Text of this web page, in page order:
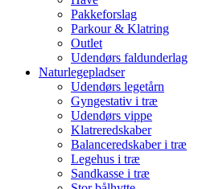
Pakkeforslag
Parkour & Klatring
Outlet
Udendørs faldunderlag
Naturlegepladser
Udendørs legetårn
Gyngestativ i træ
Udendørs vippe
Klatreredskaber
Balanceredskaber i træ
Legehus i træ
Sandkasse i træ